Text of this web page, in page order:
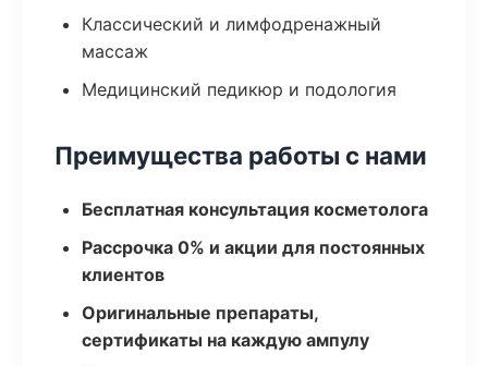
Классический и лимфодренажный
массаж
Медицинский педикюр и подология
Преимущества работы с нами
Бесплатная консультация косметолога
Рассрочка 0% и акции для постоянных
клиентов
Оригинальные препараты,
сертификаты на каждую ампулу